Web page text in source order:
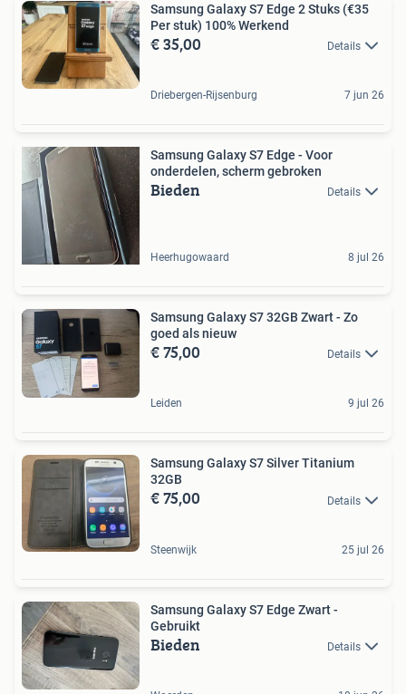
Samsung Galaxy S7 Edge 2 Stuks (€35
Per stuk) 100% Werkend
€ 35,00 Details
Driebergen-Rijsenburg 7 jun 26
Samsung Galaxy S7 Edge - Voor
onderdelen, scherm gebroken
Bieden Details
Heerhugowaard 8 jul 26
Samsung Galaxy S7 32GB Zwart - Zo
goed als nieuw
€ 75,00 Details
Leiden 9 jul 26
Samsung Galaxy S7 Silver Titanium
32GB
€ 75,00 Details
Steenwijk 25 jul 26
Samsung Galaxy S7 Edge Zwart -
Gebruikt
Bieden Details